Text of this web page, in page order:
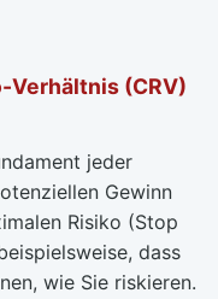
Verhältnis (CRV)
jeder
Gewinn
Risiko (Stop
dass
wie Sie riskieren.